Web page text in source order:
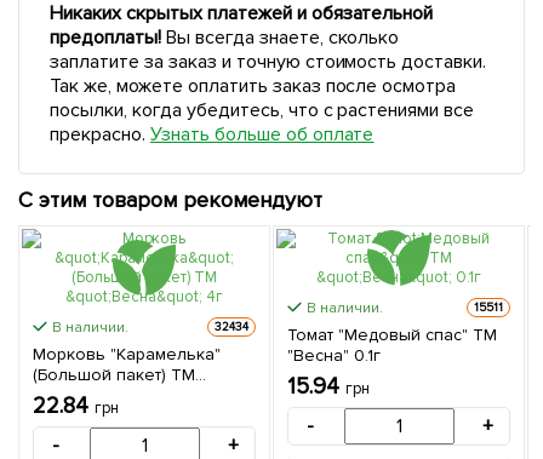
Никаких скрытых платежей и обязательной
предоплаты!Вы всегда знаете, сколько
заплатите за заказ и точную стоимость доставки.
Так же, можете оплатить заказ после осмотра
посылки, когда убедитесь, что с растениями все
прекрасно. Узнать больше об оплате
С этим товаром рекомендуют
В наличии. 32434
Морковь "Карамелька"
(Большой пакет) ТМ
"Весна" 4г
22.84 грн
- +
В наличии. 15511
Томат "Медовый спас" ТМ
"Весна" 0.1г
15.94 грн
- +